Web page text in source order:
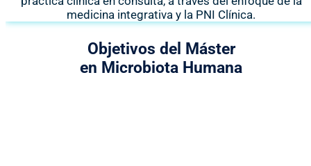
medicina integrativa y la PNI Clínica.
Objetivos del Máster
en Microbiota Humana